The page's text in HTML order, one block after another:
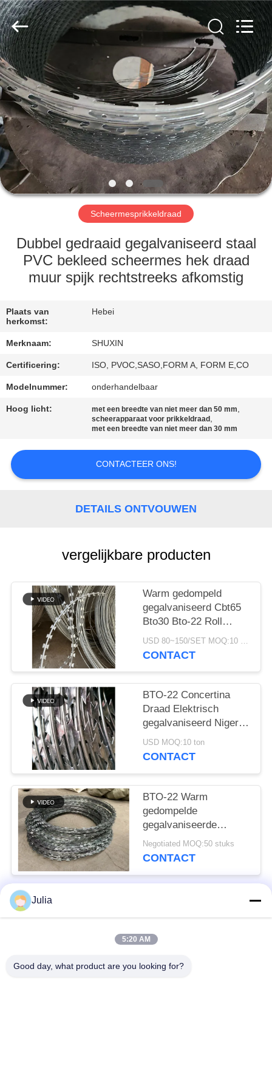
THUIS
PRODUCTEN
OVER
ONS
FABRIEKSTOCHT
KWALITEITSCONTROLE
NEEM
MET
ONS
NIEUWS
OFFERTE
AANVRAGEN
Wire
Mesh
Co.,
Ltd..
All
Rights
Reserved.
Scheermesprikkeldraad
Dubbel gedraaid gegalvaniseerd staal
PVC bekleed scheermes hek draad
muur spijk rechtstreeks afkomstig
Plaats van
herkomst:
Hebei
Merknaam: SHUXIN
Certificering: ISO, PVOC,SASO,FORM A, FORM E,CO
Modelnummer: onderhandelbaar
Hoog licht: met een breedte van niet meer dan 50 mm,
scheerapparaat voor prikkeldraad ,
met een breedte van niet meer dan 30 mm
CONTACTEER ONS!
DETAILS ONTVOUWEN
vergelijkbare producten
Warm gedompeld
gegalvaniseerd Cbt65
Bto30 Bto-22 Roll
Concertina Double
Strand Razor Blade
USD 80~150/SET MOQ:10 ton
CONTACT
BTO-22 Concertina
Draad Elektrisch
gegalvaniseerd Nigeria
Razor Barbed Wire
Razor Wire Prijs Per
USD MOQ:10 ton
CONTACT
BTO-22 Warm
gedompelde
gegalvaniseerde
prikkeldraad veiligheids
hek enkel scheermes
Negotiated MOQ:50 stuks
CONTACT
populaire categorieën
Julia
5:20 AM
Good day, what product are you looking for?